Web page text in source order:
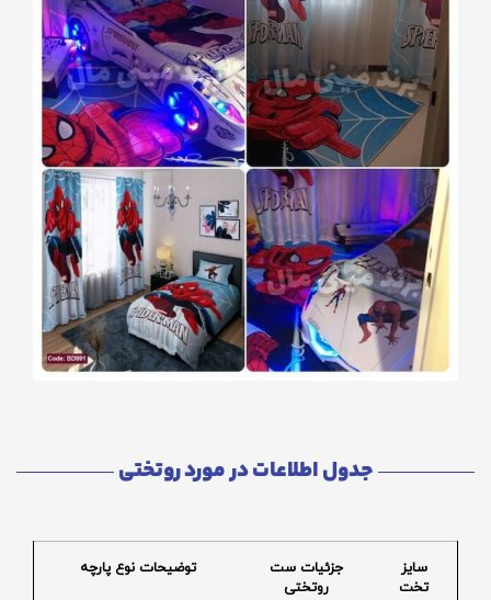
جدول اطلاعات در مورد روتختی
سایز
تخت
جزئیات ست
روتختی
توضیحات نوع پارچه